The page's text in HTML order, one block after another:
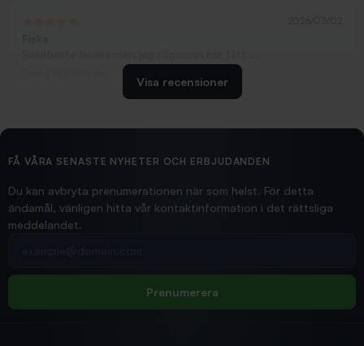
2026/02/19
Hittade exakt vad jag behövde. Snabb och bra...
Visa recensioner
FÅ VÅRA SENASTE NYHETER OCH ERBJUDANDEN
Du kan avbryta prenumerationen när som helst. För detta
ändamål, vänligen hitta vår kontaktinformation i det rättsliga
meddelandet.
Prenumerera